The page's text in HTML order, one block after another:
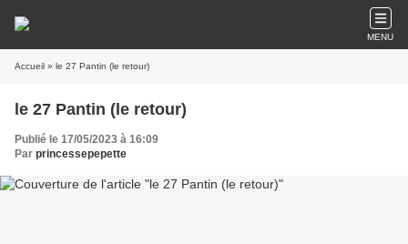
MENU
Accueil » le 27 Pantin (le retour)
le 27 Pantin (le retour)
Publié le 17/05/2023 à 16:09
Par princessepepette